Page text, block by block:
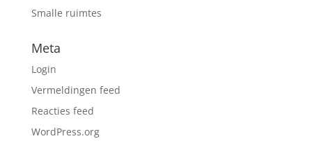
Smalle ruimtes
Meta
Login
Vermeldingen feed
Reacties feed
WordPress.org